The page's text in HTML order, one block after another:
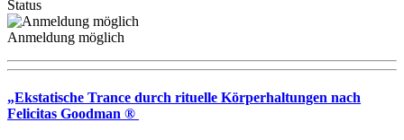
Status
Anmeldung möglich
„Ekstatische Trance durch rituelle Körperhaltungen nach
Felicitas Goodman ®